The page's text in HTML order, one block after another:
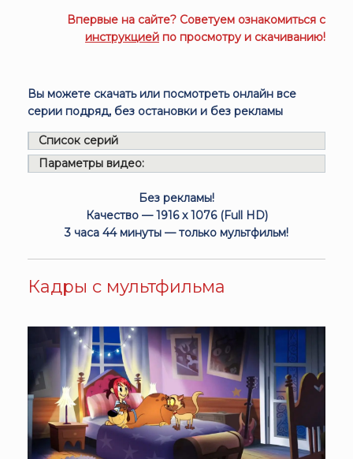
Впервые на сайте? Советуем ознакомиться с
инструкцией по просмотру и скачиванию!
Вы можете скачать или посмотреть онлайн все
серии подряд, без остановки и без рекламы
Список серий
Параметры видео:
Без рекламы!
Качество — 1916 x 1076 (Full HD)
3 часа 44 минуты — только мультфильм!
Кадры с мультфильма